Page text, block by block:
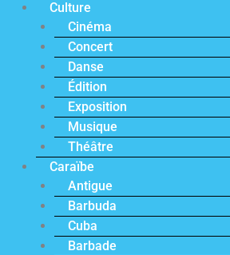
Culture
Cinéma
Concert
Danse
Édition
Exposition
Musique
Théâtre
Caraïbe
Antigue
Barbuda
Cuba
Barbade